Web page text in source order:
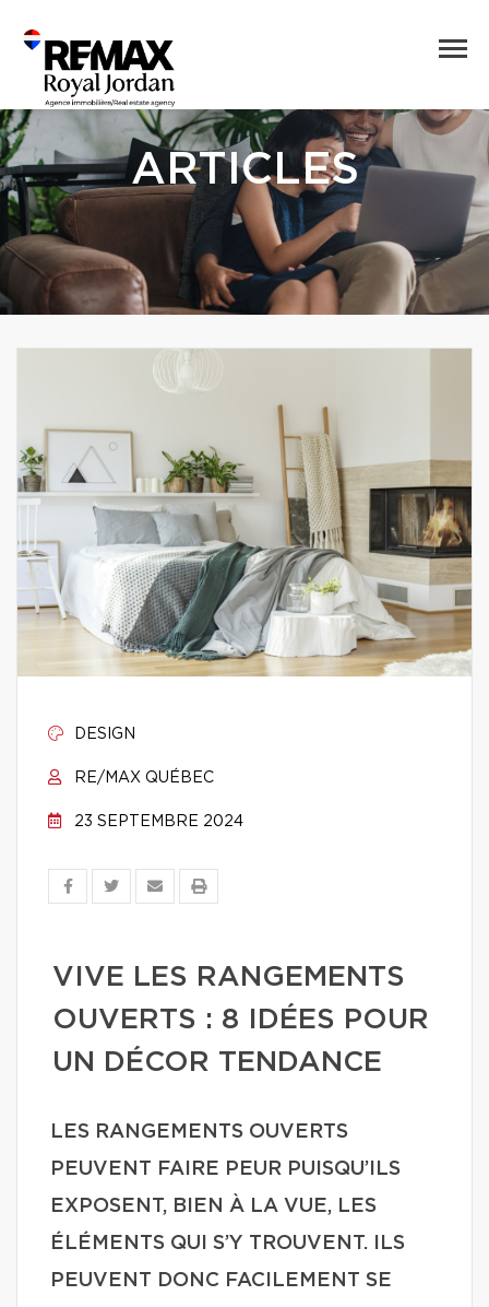
ARTICLES
DESIGN
RE/MAX QUÉBEC
23 SEPTEMBRE 2024
VIVE LES RANGEMENTS
OUVERTS : 8 IDÉES POUR
UN DÉCOR TENDANCE
LES RANGEMENTS OUVERTS
PEUVENT FAIRE PEUR PUISQU’ILS
EXPOSENT, BIEN À LA VUE, LES
ÉLÉMENTS QUI S’Y TROUVENT. ILS
PEUVENT DONC FACILEMENT SE